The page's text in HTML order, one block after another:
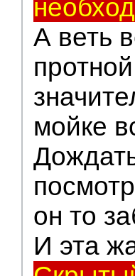
А веть
мойке
он то
И эта